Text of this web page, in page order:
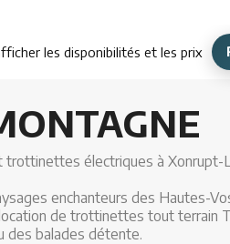
les disponibilités et les prix
trottinettes électriques à Xonrupt-
enchanteurs des Hautes-
de trottinettes tout terrain
des balades détente.